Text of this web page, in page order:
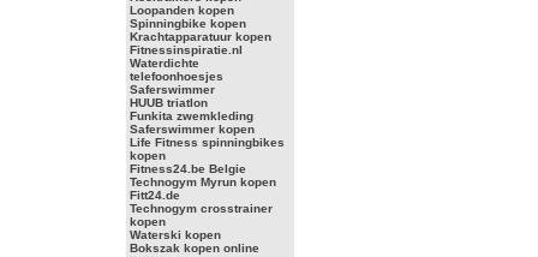
Loopanden kopen
Spinningbike kopen
Krachtapparatuur kopen
Fitnessinspiratie.nl
Waterdichte
telefoonhoesjes
Saferswimmer
HUUB triatlon
Funkita zwemkleding
Saferswimmer kopen
Life Fitness spinningbikes
kopen
Fitness24.be Belgie
Technogym Myrun kopen
Fitt24.de
Technogym crosstrainer
kopen
Waterski kopen
Bokszak kopen online